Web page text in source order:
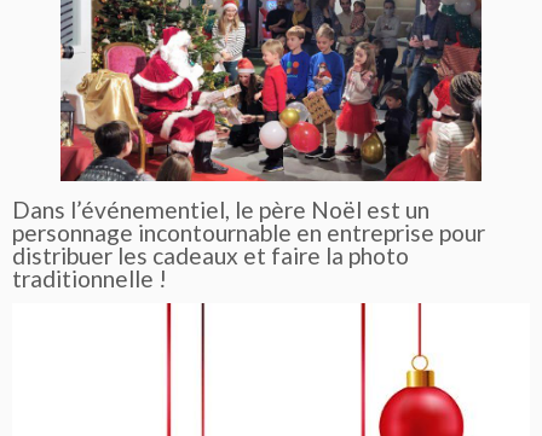
Dans l’événementiel, le père Noël est un
personnage incontournable en entreprise pour
distribuer les cadeaux et faire la photo
traditionnelle !